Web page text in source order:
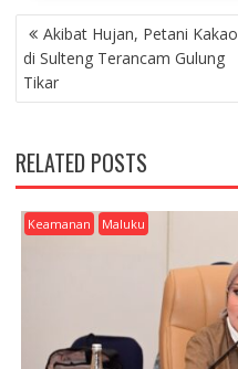
P
O
S
T
A
V
I
G
A
Akibat Hujan, Petani Kakao
di Sulteng Terancam Gulung
Tikar
RELATED POSTS
Keamanan Maluku